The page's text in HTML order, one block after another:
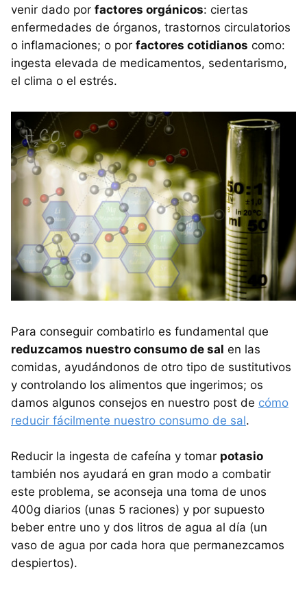
venir dado por factores orgánicos: ciertas
enfermedades de órganos, trastornos circulatorios
o inflamaciones; o por factores cotidianos como:
ingesta elevada de medicamentos, sedentarismo,
el clima o el estrés.
Para conseguir combatirlo es fundamental que
reduzcamos nuestro consumo de sal en las
comidas, ayudándonos de otro tipo de sustitutivos
y controlando los alimentos que ingerimos; os
damos algunos consejos en nuestro post de cómo
reducir fácilmente nuestro consumo de sal.
Reducir la ingesta de cafeína y tomar potasio
también nos ayudará en gran modo a combatir
este problema, se aconseja una toma de unos
400g diarios (unas 5 raciones) y por supuesto
beber entre uno y dos litros de agua al día (un
vaso de agua por cada hora que permanezcamos
despiertos).